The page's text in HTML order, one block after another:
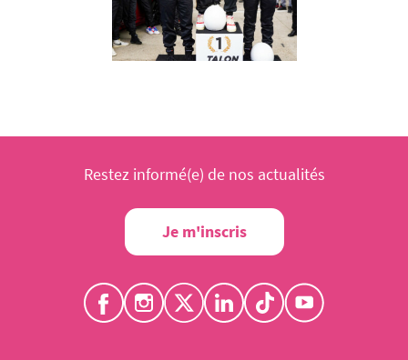
Restez informé(e) de nos actualités
Je m'inscris